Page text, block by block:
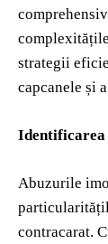
strategii
capcanele și
Abuzurile
contracarat.